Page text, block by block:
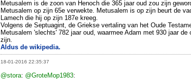
Metusalem is de zoon van Henoch die 365 jaar oud zou zijn
Metusalem op zijn 65e verwekte. Metusalem is op zijn beurt de
Lamech die hij op zijn 187e kreeg.
Volgens de Septuagint, de Griekse vertaling van het Oude
Metusalem 'slechts' 782 jaar oud, waarmee Adam met 930 jaar de
zijn.
Aldus de wikipedia.
18-01-2016 22:35:37
@stora: @GroteMop1983: